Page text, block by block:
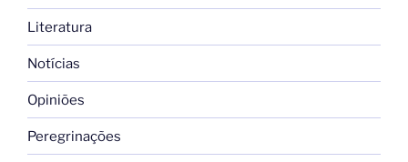
Literatura
Notícias
Opiniões
Peregrinações